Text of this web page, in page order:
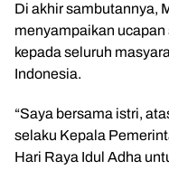
Di akhir sambutannya,
menyampaikan
kepada seluruh
Indonesia.
“Saya bersama istri,
selaku Kepala
Hari Raya Idul Adha